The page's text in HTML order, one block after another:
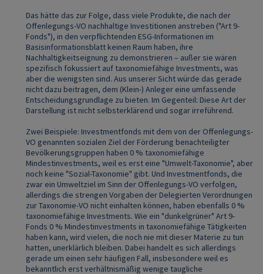
Das hätte das zur Folge, dass viele Produkte, die nach der
Offenlegungs-VO nachhaltige Investitionen anstreben ("Art 9-
Fonds"), in den verpflichtenden ESG-Informationen im
Basisinformationsblatt keinen Raum haben, ihre
Nachhaltigkeitseignung zu demonstrieren – außer sie wären
spezifisch fokussiert auf taxonomiefähige Investments, was
aber die wenigsten sind. Aus unserer Sicht würde das gerade
nicht dazu beitragen, dem (Klein-) Anleger eine umfassende
Entscheidungsgrundlage zu bieten. Im Gegenteil: Diese Art der
Darstellung ist nicht selbsterklärend und sogar irreführend.
Zwei Beispiele: Investmentfonds mit dem von der Offenlegungs-
VO genannten sozialen Ziel der Förderung benachteiligter
Bevölkerungsgruppen haben 0 % taxonomiefähige
Mindestinvestments, weil es erst eine "Umwelt-Taxonomie", aber
noch keine "Sozial-Taxonomie" gibt. Und Investmentfonds, die
zwar ein Umweltziel im Sinn der Offenlegungs-VO verfolgen,
allerdings die strengen Vorgaben der Delegierten Verordnungen
zur Taxonomie-VO nicht einhalten können, haben ebenfalls 0 %
taxonomiefähige Investments. Wie ein "dunkelgrüner" Art 9-
Fonds 0 % Mindestinvestments in taxonomiefähige Tätigkeiten
haben kann, wird vielen, die noch nie mit dieser Materie zu tun
hatten, unerklärlich bleiben. Dabei handelt es sich allerdings
gerade um einen sehr häufigen Fall, insbesondere weil es
bekanntlich erst verhältnismäßig wenige taugliche